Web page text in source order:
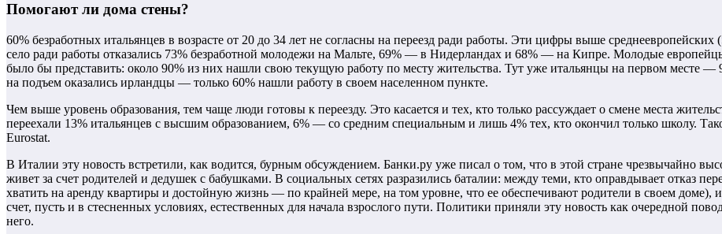
Помогают ли дома стены?
60% безработных итальянцев в возрасте от 20 до 34 лет не согласны на переезд ради работы. Эти цифры выше
село ради работы отказались 73% безработной молодежи на Мальте, 69% — в Нидерландах и 68% — на Кипре. Молодые
было бы представить: около 90% из них нашли свою текущую работу по месту жительства. Тут уже итальянцы на первом месте
на подъем оказались ирландцы — только 60% нашли работу в своем населенном пункте.
Чем выше уровень образования, тем чаще люди готовы к переезду. Это касается и тех, кто только рассуждает о смене места
переехали 13% итальянцев с высшим образованием, 6% — со средним специальным и лишь 4% тех, кто окончил только школу.
Eurostat.
В Италии эту новость встретили, как водится, бурным обсуждением. Банки.ру уже писал о том, что в этой стране чрезвычайно
живет за счет родителей и дедушек с бабушками. В социальных сетях разразились баталии: между теми, кто оправдывает отказ
хватить на аренду квартиры и достойную жизнь — по крайней мере, на том уровне, что ее обеспечивают родители в своем доме),
счет, пусть и в стесненных условиях, естественных для начала взрослого пути. Политики приняли эту новость как очередной
него.